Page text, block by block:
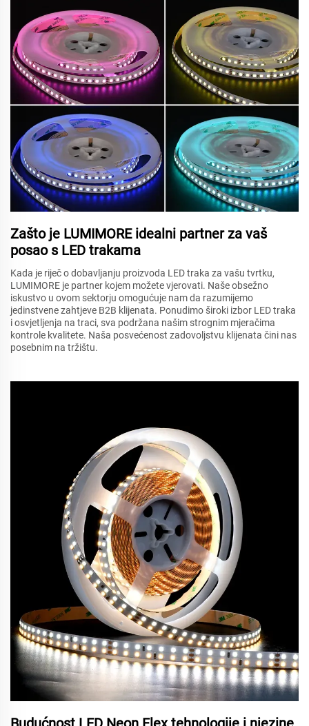
Zašto je LUMIMORE idealni partner za vaš
posao s LED trakama
Kada je riječ o dobavljanju proizvoda LED traka za vašu tvrtku,
LUMIMORE je partner kojem možete vjerovati. Naše obsežno
iskustvo u ovom sektorju omogućuje nam da razumijemo
jedinstvene zahtjeve B2B klijenata. Ponudimo široki izbor LED traka
i osvjetljenja na traci, sva podržana našim strognim mjeračima
kontrole kvalitete. Naša posvećenost zadovoljstvu klijenata čini nas
posebnim na tržištu.